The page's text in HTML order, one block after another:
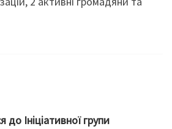
Ініціативної групи